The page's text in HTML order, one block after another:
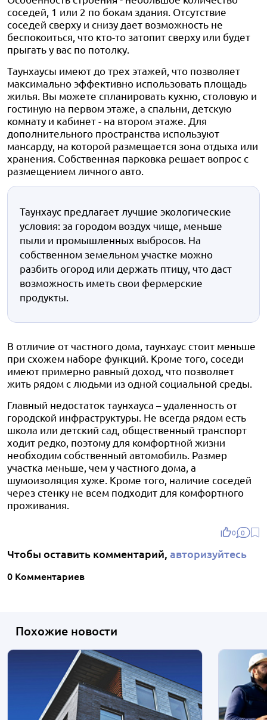
соседей, 1 или 2 по бокам здания. Отсутствие
соседей сверху и снизу дает возможность не
беспокоиться, что кто-то затопит сверху или будет
прыгать у вас по потолку.
Таунхаусы имеют до трех этажей, что позволяет
максимально эффективно использовать площадь
жилья. Вы можете спланировать кухню, столовую и
гостиную на первом этаже, а спальни, детскую
комнату и кабинет - на втором этаже. Для
дополнительного пространства используют
мансарду, на которой размещается зона отдыха или
хранения. Собственная парковка решает вопрос с
размещением личного авто.
Таунхаус предлагает лучшие экологические
условия: за городом воздух чище, меньше
пыли и промышленных выбросов. На
собственном земельном участке можно
разбить огород или держать птицу, что даст
возможность иметь свои фермерские
продукты.
В отличие от частного дома, таунхаус стоит меньше
при схожем наборе функций. Кроме того, соседи
имеют примерно равный доход, что позволяет
жить рядом с людьми из одной социальной среды.
Главный недостаток таунхауса – удаленность от
городской инфраструктуры. Не всегда рядом есть
школа или детский сад, общественный транспорт
ходит редко, поэтому для комфортной жизни
необходим собственный автомобиль. Размер
участка меньше, чем у частного дома, а
шумоизоляция хуже. Кроме того, наличие соседей
через стенку не всем подходит для комфортного
проживания.
0 0
Чтобы оставить комментарий, авторизуйтесь
0 Комментариев
Похожие новости